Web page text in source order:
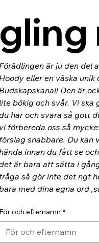
är ju den del
eller en väska
Den är
bökig och svår. Vi ska
har och svara så gott
förbereda oss så
snabbare. Du kan
innan du fått se
är bara att sätta i
så gör inte det ngt
med dina egna ord
och efternamn *